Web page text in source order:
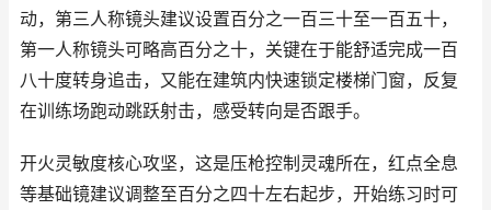
动，第三人称镜头建议设置百分之一百三十至一百五十，
第一人称镜头可略高百分之十，关键在于能舒适完成一百
八十度转身追击，又能在建筑内快速锁定楼梯门窗，反复
在训练场跑动跳跃射击，感受转向是否跟手。
开火灵敏度核心攻坚，这是压枪控制灵魂所在，红点全息
等基础镜建议调整至百分之四十左右起步，开始练习时可